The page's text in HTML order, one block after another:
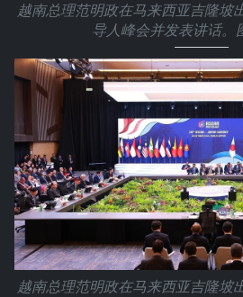
越南总理范明政在马来西亚吉隆坡
导人峰会并发表讲话。
越南总理范明政在马来西亚吉隆坡